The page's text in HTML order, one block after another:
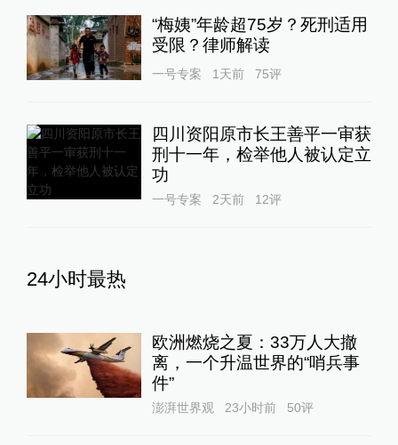
“梅姨”年龄超75岁？死刑适用
受限？律师解读
一号专案 1天前 75评
四川资阳原市长王善平一审获
刑十一年，检举他人被认定立
功
一号专案 2天前 12评
24小时最热
欧洲燃烧之夏：33万人大撤
离，一个升温世界的“哨兵事
件”
澎湃世界观 23小时前 50评